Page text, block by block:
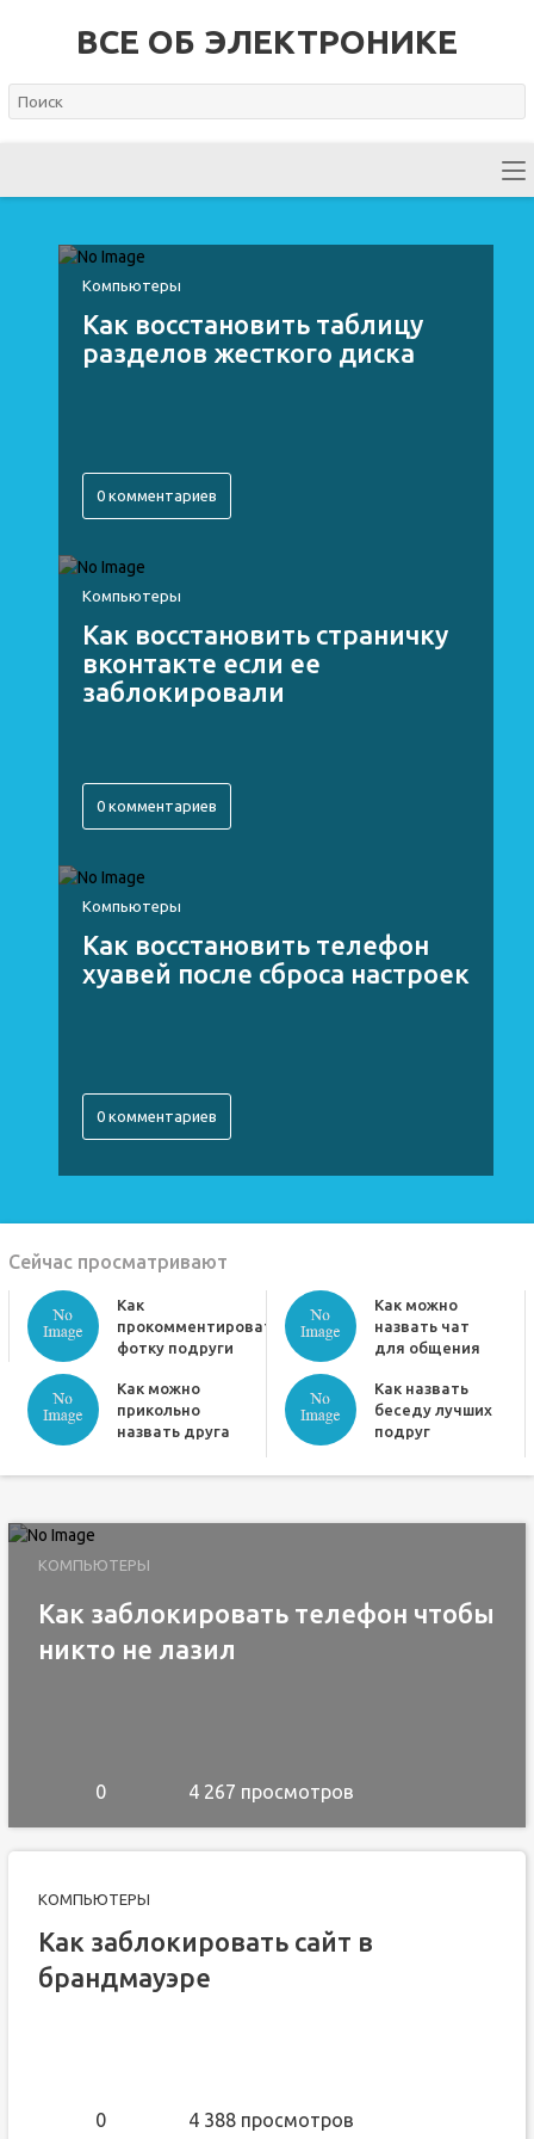
ВСЕ ОБ ЭЛЕКТРОНИКЕ
Компьютеры
Как восстановить таблицу
разделов жесткого диска
0 комментариев
Компьютеры
Как восстановить страничку
вконтакте если ее
заблокировали
0 комментариев
Компьютеры
Как восстановить телефон
хуавей после сброса настроек
0 комментариев
Сейчас просматривают
Как
прокомментировать
фотку подруги
Как можно
назвать чат
для общения
Как можно
прикольно
назвать друга
Как назвать
беседу лучших
подруг
КОМПЬЮТЕРЫ
Как заблокировать телефон чтобы
никто не лазил
0 4 267 просмотров
КОМПЬЮТЕРЫ
Как заблокировать сайт в
брандмауэре
0 4 388 просмотров